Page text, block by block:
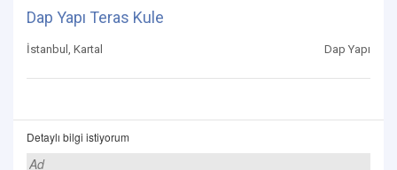
Dap Yapı Teras Kule
İstanbul, Kartal Dap Yapı
Detaylı bilgi istiyorum